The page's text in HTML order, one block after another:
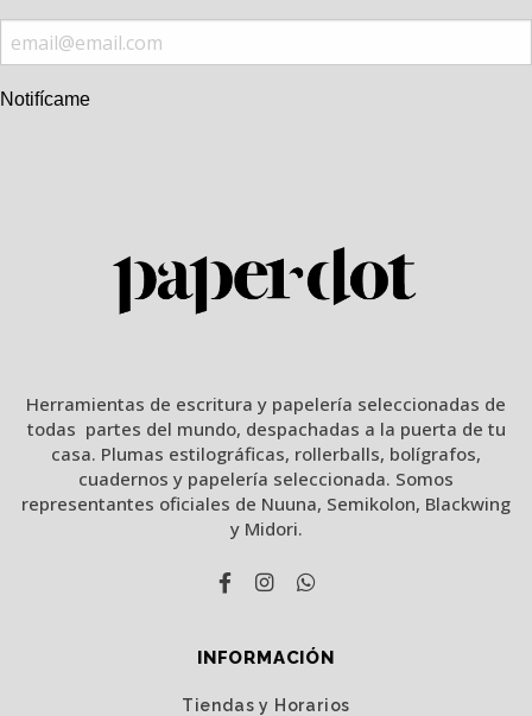
Notifícame
Herramientas de escritura y papelería seleccionadas de
todas partes del mundo, despachadas a la puerta de tu
casa. Plumas estilográficas, rollerballs, bolígrafos,
cuadernos y papelería seleccionada. Somos
representantes oficiales de Nuuna, Semikolon, Blackwing
y Midori.
INFORMACIÓN
Tiendas y Horarios